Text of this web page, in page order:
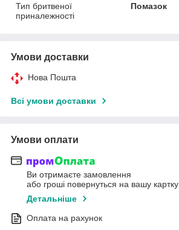
Тип бритвеної
приналежності
Помазок
Умови доставки
Нова Пошта
Всі умови доставки
Умови оплати
Ви отримаєте замовлення
або гроші повернуться на вашу картку
Детальніше
Оплата на рахунок